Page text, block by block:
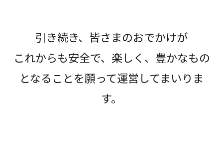
引き続き、皆さまのおでかけが
これからも安全で、楽しく、豊かなもの
となることを願って運営してまいりま
す。